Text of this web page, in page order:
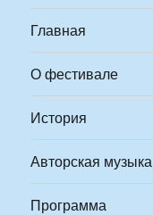
Главная
О фестивале
История
Авторская музыка
Программа